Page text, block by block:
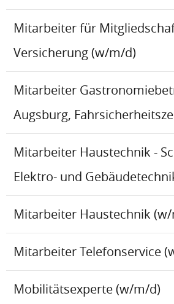
Mitarbeiter für
Versicherung (w/m/d)
Mitarbeiter
Augsburg,
Mitarbeiter Haustechnik -
Elektro- und
Mitarbeiter Haustechnik
Mitarbeiter Telefonservice
Mobilitätsexperte (w/m/d)